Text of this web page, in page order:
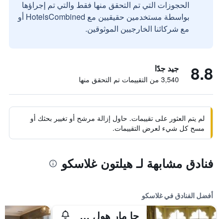
الحجوزات التي تم التحقق منها فقط والتي تم إجراؤها
بواسطة مستخدمين حقيقيين مع HotelsCombined أو
مع شركائنا الخارجيين الموثوقين.
8.8 جيد جدًا
3,540 من التقييمات تم التحقق منها
لم يتم العثور على تقييمات. حاول إزالة مرشح أو تغيير بحثك أو
مسح كل شيء لعرض التقييمات.
فنادق مشابهة لـ هيلتون غلاسكو
أفضل الفنادق في غلاسكو
جا مار هول سكوتلاند